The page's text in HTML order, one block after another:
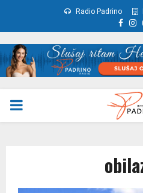
Radio Padrino
PRIMARY